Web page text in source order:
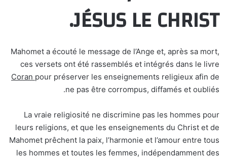
JÉSUS LE CHRIST.
Mahomet a écouté le message de l’Ange et, après sa mort,
ces versets ont été rassemblés et intégrés dans le livre
Coran pour préserver les enseignements religieux afin de
ne pas être corrompus, diffamés et oubliés.
La vraie religiosité ne discrimine pas les hommes pour
leurs religions, et que les enseignements du Christ et de
Mahomet prêchent la paix, l’harmonie et l’amour entre tous
les hommes et toutes les femmes, indépendamment des